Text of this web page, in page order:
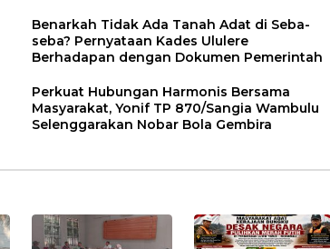
Benarkah Tidak Ada Tanah Adat di Seba-
seba? Pernyataan Kades Ululere
Berhadapan dengan Dokumen Pemerintah
Perkuat Hubungan Harmonis Bersama
Masyarakat, Yonif TP 870/Sangia Wambulu
Selenggarakan Nobar Bola Gembira